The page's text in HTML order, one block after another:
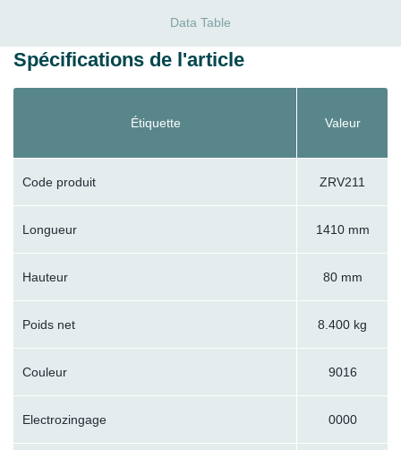
Data Table
Spécifications de l'article
Étiquette Valeur
Code produit ZRV211
Longueur 1410 mm
Hauteur 80 mm
Poids net 8.400 kg
Couleur 9016
Electrozingage 0000